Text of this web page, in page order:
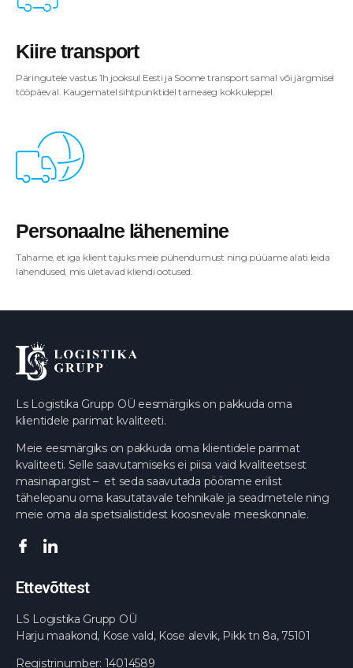
Kiire transport
Päringutele vastus 1h jooksul Eesti ja Soome transport samal või järgmisel
tööpäeval. Kaugematel sihtpunktidel tarneaeg kokkuleppel.
Personaalne lähenemine
Tahame, et iga klient tajuks meie pühendumust ning püüame alati leida
lahendused, mis ületavad kliendi ootused.
Ls Logistika Grupp OÜ eesmärgiks on pakkuda oma
klientidele parimat kvaliteeti.
Meie eesmärgiks on pakkuda oma klientidele parimat
kvaliteeti. Selle saavutamiseks ei piisa vaid kvaliteetsest
masinapargist – et seda saavutada pöörame erilist
tähelepanu oma kasutatavale tehnikale ja seadmetele ning
meie oma ala spetsialistidest koosnevale meeskonnale.
Ettevõttest
LS Logistika Grupp OÜ
Harju maakond, Kose vald, Kose alevik, Pikk tn 8a, 75101
Registrinumber: 14014589